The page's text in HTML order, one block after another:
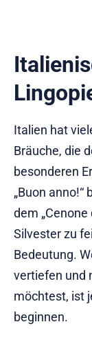
Italien hat
Bräuche, die
besonderen
„Buon anno!“
dem
Silvester zu
Bedeutung.
vertiefen und
möchtest, ist
beginnen.